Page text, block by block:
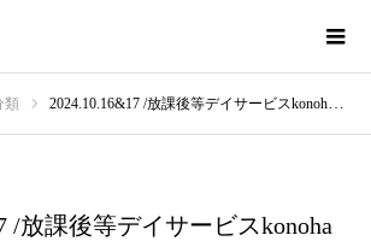
類 2024.10.16&17 /放課後等デイサービスkonoha 「スイートポテト作り」&「相関図作り」
/放課後等デイサービスkonoha